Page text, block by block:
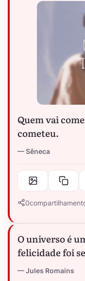
Quem vai
cometeu.
Sêneca
0
O universo é
felicidade foi
Jules Romains